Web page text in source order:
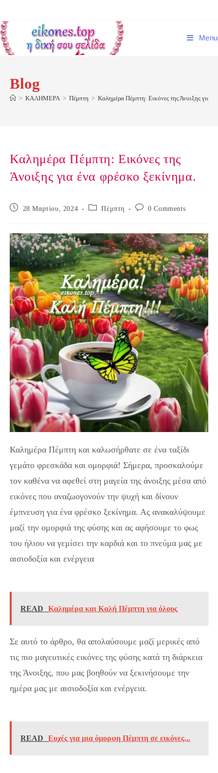
content
Menu
Blog
> ΚΑΛΗΜΕΡΑ > Πέμπτη > Καλημέρα Πέμπτη: Εικόνες της Άνοιξης για
Καλημέρα Πέμπτη: Εικόνες της
Άνοιξης για ένα φρέσκο ξεκίνημα.
Post
28 Μαρτίου, 2024
Post Πέμπτη
Post 0 Comments
Καλημέρα Πέμπτη και καλωσήρθατε σε ένα ταξίδι
γεμάτο φρεσκάδα και ομορφιά! Σήμερα, προσκαλούμε
τον καθένα να αφεθεί στη μαγεία της άνοιξης μέσα από
εικόνες που αναζωογονούν την ψυχή και δίνουν
έμπνευση για ένα φρέσκο ξεκίνημα. Ας ανακαλύψουμε
μαζί την ομορφιά της φύσης και ας αφήσουμε το φως
του ήλιου να γεμίσει την καρδιά και το πνεύμα μας με
αισιοδοξία και ενέργεια
READ Καλημέρα και Καλή Πέμπτη για όλους
Σε αυτό το άρθρο, θα απολαύσουμε μαζί μερικές από
τις πιο μαγευτικές εικόνες της φύσης κατά τη διάρκεια
της Άνοιξης, που μας βοηθούν να ξεκινήσουμε την
ημέρα μας με αισιοδοξία και ενέργεια.
READ Ευχές για μια όμορφη Πέμπτη σε εικόνες...